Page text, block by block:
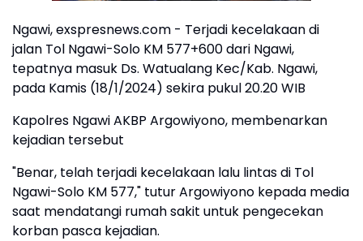
Ngawi, exspresnews.com - Terjadi kecelakaan di
jalan Tol Ngawi-Solo KM 577+600 dari Ngawi,
tepatnya masuk Ds. Watualang Kec/Kab. Ngawi,
pada Kamis (18/1/2024) sekira pukul 20.20 WIB
Kapolres Ngawi AKBP Argowiyono, membenarkan
kejadian tersebut
"Benar, telah terjadi kecelakaan lalu lintas di Tol
Ngawi-Solo KM 577," tutur Argowiyono kepada media
saat mendatangi rumah sakit untuk pengecekan
korban pasca kejadian.